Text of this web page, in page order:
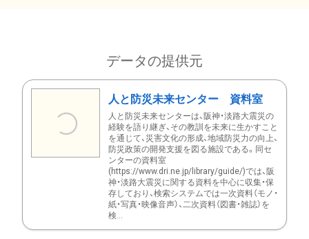
データの提供元
人と防災未来センター 資料室
人と防災未来センターは、阪神・淡路大震災の
経験を語り継ぎ、その教訓を未来に生かすこと
を通じて、災害文化の形成、地域防災力の向上、
防災政策の開発支援を図る施設である。同セ
ンターの資料室
(https://www.dri.ne.jp/library/guide/)では、阪
神・淡路大震災に関する資料を中心に収集・保
存しており、検索システムでは一次資料（モノ・
紙・写真・映像音声）、二次資料（図書・雑誌）を
検...